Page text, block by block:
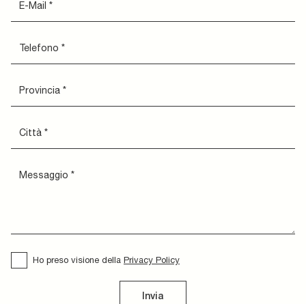
Ho preso visione della Privacy Policy
Invia